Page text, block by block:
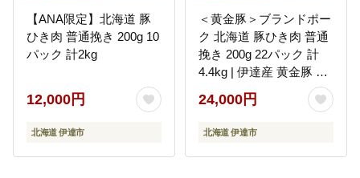
【ANA限定】北海道 豚
ひき肉 普通挽き 200g 10
パック 計2kg
12,000円
北海道 伊達市
＜黄金豚＞ブランドポー
ク 北海道 豚ひき肉 普通
挽き 200g 22パック 計
4.4kg | 伊達産 黄金豚 三
元豚 ミンチ 挽肉 お肉 豚
肉 小分け ハンバーグ 餃
子 カレー 大矢 オオヤミ
24,000円
北海道 伊達市